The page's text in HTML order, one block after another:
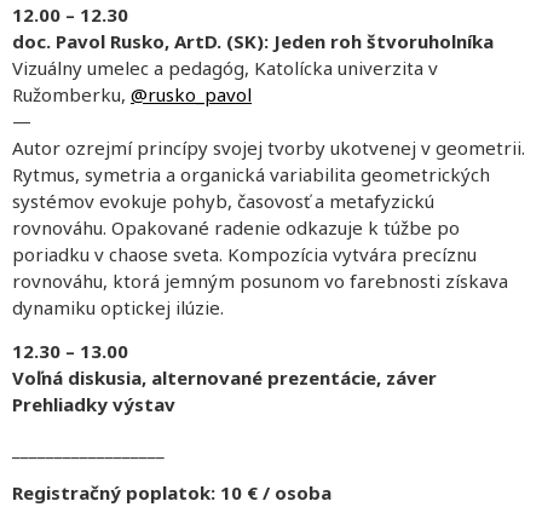
12.00 – 12.30
doc. Pavol Rusko, ArtD. (SK): Jeden roh štvoruholníka
Vizuálny umelec a pedagóg, Katolícka univerzita v
Ružomberku, @rusko_pavol
—
Autor ozrejmí princípy svojej tvorby ukotvenej v geometrii.
Rytmus, symetria a organická variabilita geometrických
systémov evokuje pohyb, časovosť a metafyzickú
rovnováhu. Opakované radenie odkazuje k túžbe po
poriadku v chaose sveta. Kompozícia vytvára precíznu
rovnováhu, ktorá jemným posunom vo farebnosti získava
dynamiku optickej ilúzie.
12.30 – 13.00
Voľná diskusia, alternované prezentácie, záver
Prehliadky výstav
Registračný poplatok: 10 € / osoba